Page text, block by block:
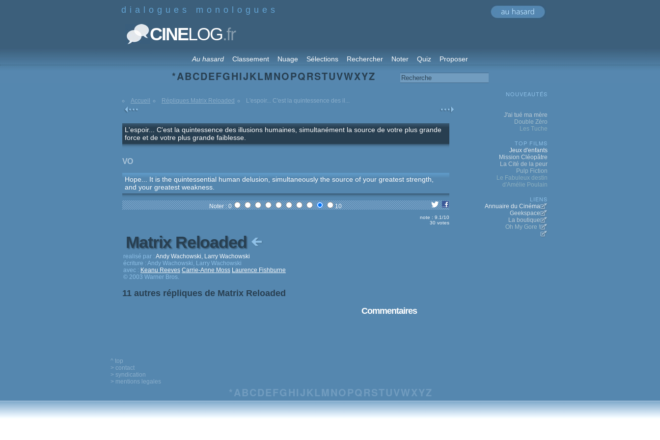
dialogues monologues
CINELOG.fr
Au hasard Classement Nuage Sélections Rechercher Noter Quiz Proposer
*ABCDEFGHIJKLMNOPQRSTUVWXYZ
Accueil Répliques Matrix Reloaded L'espoir... C'est la quintessence des il...
L'espoir... C'est la quintessence des illusions humaines, simultanément la source de votre plus grande
force et de votre plus grande faiblesse.
VO
Hope... It is the quintessential human delusion, simultaneously the source of your greatest strength,
and your greatest weakness.
Noter : 0 10
note : 9.1/10
30 votes
Matrix Reloaded
realisé par : Andy Wachowski, Larry Wachowski
écriture : Andy Wachowski, Larry Wachowski
avec : Keanu Reeves Carrie-Anne Moss Laurence Fishburne
© 2003 Warner Bros.
11 autres répliques de Matrix Reloaded
Commentaires
NOUVEAUTÉS
J'ai tué ma mère
Double Zéro
Les Tuche
TOP FILMS
Jeux d'enfants
Mission Cléopâtre
La Cité de la peur
Pulp Fiction
Le Fabuleux destin
d'Amélie Poulain
LIENS
Annuaire du Cinéma
Geekspace
La boutique
Oh My Gore !
^ top
> contact
> syndication
> mentions legales
*ABCDEFG HIJ KLM NO PQRSTUVWXYZ